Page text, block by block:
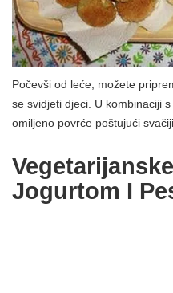
Počevši od leće, možete
se svidjeti djeci. U kombinaciji
omiljeno povrće poštujući
Jogurtom I